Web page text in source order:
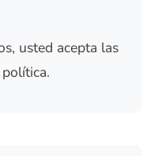
usted acepta las